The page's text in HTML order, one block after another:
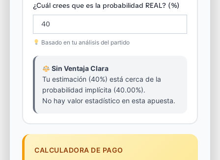
¿Cuál crees que es la probabilidad REAL? (%)
Basado en tu análisis del partido
Sin Ventaja Clara
Tu estimación (40%) está cerca de la
probabilidad implícita (40.00%).
No hay valor estadístico en esta apuesta.
CALCULADORA DE PAGO